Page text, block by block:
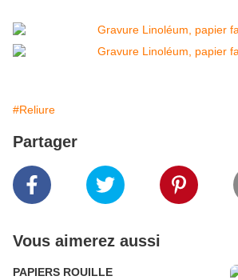
#Reliure
Partager
Vous aimerez aussi
PAPIERS ROUILLE